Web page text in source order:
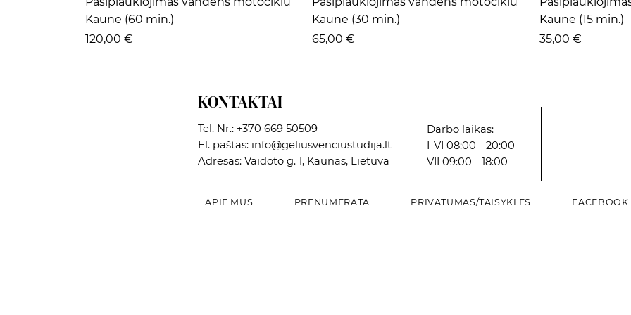
Kaune (60 min.)
Kaina
120,00 €
Kaune (30 min.)
Kaina
65,00 €
Kaune (15 min.)
Kaina
35,00 €
KONTAKTAI
Tel. Nr.: +370 669 50509
El. paštas: info@geliusvenciustudija.lt
Adresas: Vaidoto g. 1, Kaunas, Lietuva
Darbo laikas:
I-VI 08:00 - 20:00
VII 09:00 - 18:00
APIE MUS PRENUMERATA PRIVATUMAS/TAISYKLĖS FACEBOOK